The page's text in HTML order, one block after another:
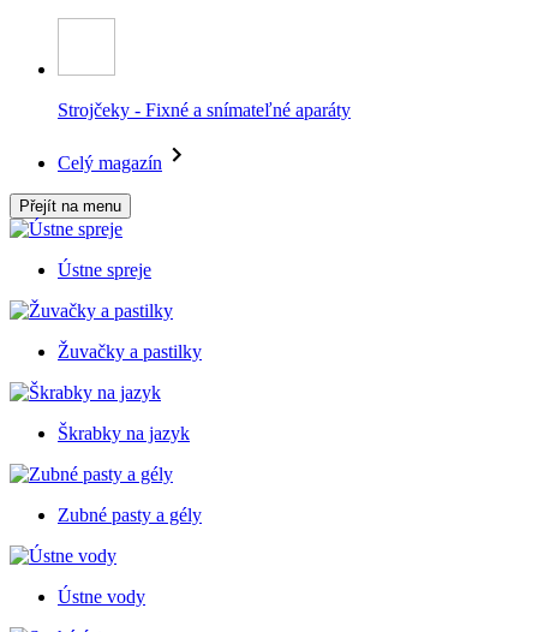
Strojčeky - Fixné a snímateľné aparáty
Celý magazín
Přejít na menu
Ústne spreje
Žuvačky a pastilky
Škrabky na jazyk
Zubné pasty a gély
Ústne vody